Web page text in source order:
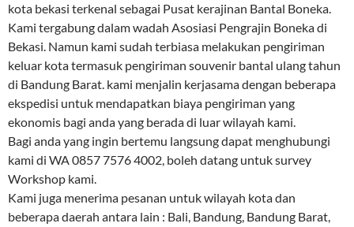
kota bekasi terkenal sebagai Pusat kerajinan Bantal Boneka.
Kami tergabung dalam wadah Asosiasi Pengrajin Boneka di
Bekasi. Namun kami sudah terbiasa melakukan pengiriman
keluar kota termasuk pengiriman souvenir bantal ulang tahun
di Bandung Barat. kami menjalin kerjasama dengan beberapa
ekspedisi untuk mendapatkan biaya pengiriman yang
ekonomis bagi anda yang berada di luar wilayah kami.
Bagi anda yang ingin bertemu langsung dapat menghubungi
kami di WA 0857 7576 4002, boleh datang untuk survey
Workshop kami.
Kami juga menerima pesanan untuk wilayah kota dan
beberapa daerah antara lain : Bali, Bandung, Bandung Barat,